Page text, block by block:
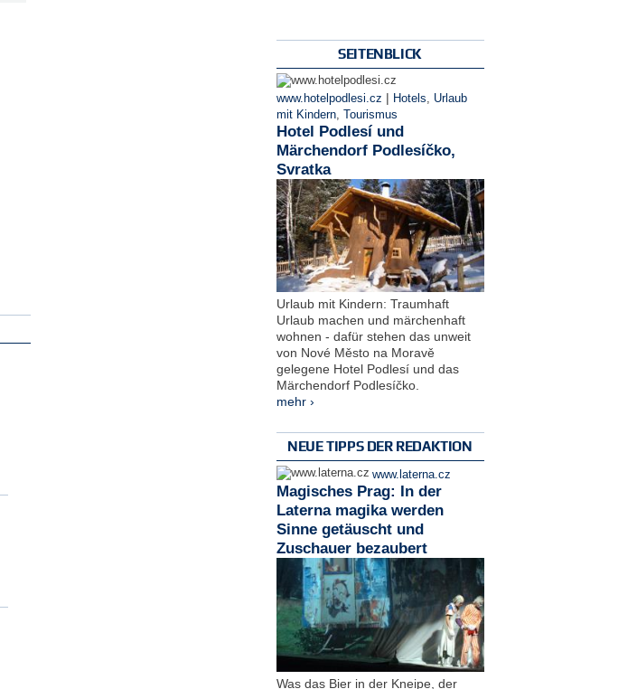
SEITENBLICK
www.hotelpodlesi.cz | Hotels
Urlaub
mit Kindern, Tourismus
Hotel Podlesí und
Märchendorf Podlesíčko,
Svratka
Urlaub mit Kindern: Traumhaft
Urlaub machen und märchenhaft
wohnen - dafür stehen das unweit
von Nové Město na Moravě
gelegene Hotel Podlesí und das
Märchendorf Podlesíčko.
mehr ›
NEUE TIPPS DER REDAKTION
www.laterna.cz
Magisches Prag: In der
Laterna magika werden
Sinne getäuscht und
Zuschauer bezaubert
Was das Bier in der Kneipe, der